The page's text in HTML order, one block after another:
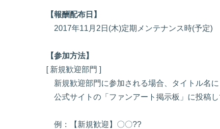
【報酬配布日】
2017年11月2日(木)定期メンテナンス時(予定)
【参加方法】
[ 新規歓迎部門 ]
新規歓迎部門に参加される場合、タイトル名
公式サイトの「ファンアート掲示板」に投稿
例：【新規歓迎】〇〇??